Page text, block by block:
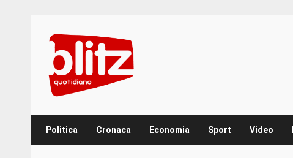
content
Politica Cronaca Economia Sport Video